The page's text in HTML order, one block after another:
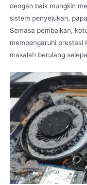
dengan baik mungkin
sistem penyejukan,
Semasa pembaikan,
mempengaruhi prestasi
masalah berulang